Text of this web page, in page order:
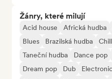
Žánry, které milují
Acid house Africká hudba
Blues
Brazilská hudba
Taneční hudba
Dance pop
Dream pop
Dub